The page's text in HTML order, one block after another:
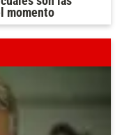
momento